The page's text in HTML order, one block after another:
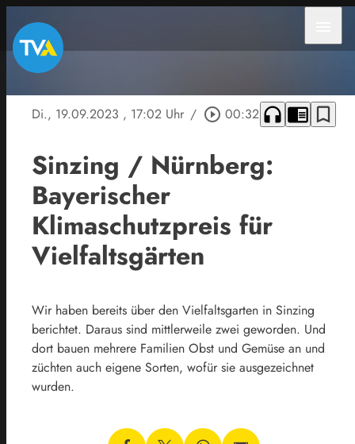
Di., 19.09.2023 , 17:02 Uhr / play_circle_outline 00:32 headphones chrome_reader_mode bookmark_border
Sinzing / Nürnberg:
Bayerischer
Klimaschutzpreis für
Vielfaltsgärten
Wir haben bereits über den Vielfaltsgarten in Sinzing
berichtet. Daraus sind mittlerweile zwei geworden. Und
dort bauen mehrere Familien Obst und Gemüse an und
züchten auch eigene Sorten, wofür sie ausgezeichnet
wurden.